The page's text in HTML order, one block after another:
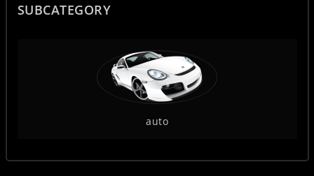
SUBCATEGORY
auto